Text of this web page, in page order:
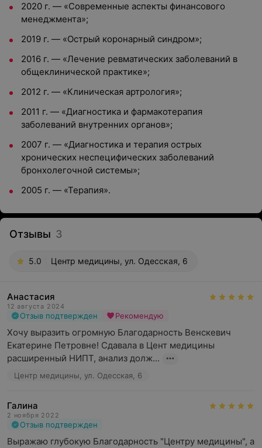
2020 г. — «Современные аспекты финансового
менеджмента»;
2019 г. — «Острый коронарный синдром»;
2016 г. — «Лечение ревматических заболеваний в
общеклинической практике»;
2012 г. — «Клиническая артрология»;
2011 г. — «Диагностика и фармакотерапия
заболеваний внутренних органов»;
2007 г. — «Диагностика и терапия острых
хронических неспецифических заболеваний
бронхолегочной системы»;
2005 г. — «Терапия».
Отзывы 3
5.0 Центр медицины, ул. Одесская, 6
Анастасия
12 августа 2024
Отзыв подтвержден Рекомендую
Хочу выразить огромную Благодарность Венскевич
Екатерине Петровне! Сдавала в Цент медицины
расширенный НИПТ, анализ долж...
Центр медицины, ул. Одесская, 6
Галина
2 ноября 2022
Отзыв подтвержден
Выражаю глубокую Благодарность "Центру медицины", а